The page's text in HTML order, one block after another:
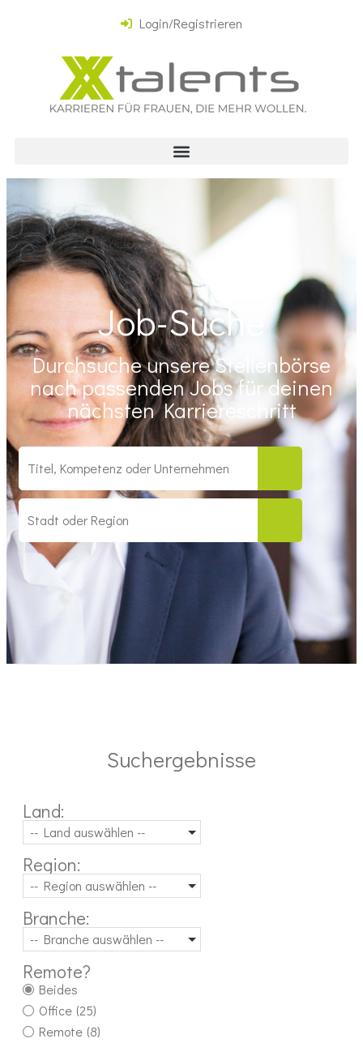
Login/Registrieren
Job-Suche
Durchsuche unsere Stellenbörse
nach passenden Jobs für deinen
nächsten Karriereschritt
Suchergebnisse
Land:
-- Land auswählen --
Region:
-- Region auswählen --
Branche:
-- Branche auswählen --
Remote?
Beides
Office (25)
Remote (8)